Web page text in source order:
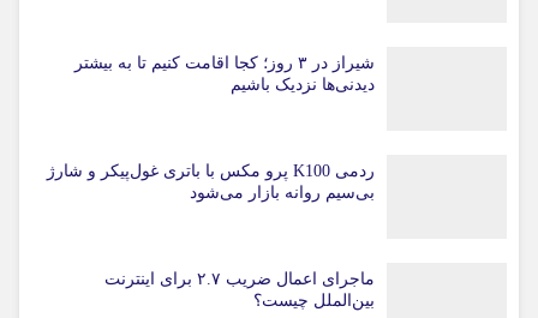
شیراز در ۳ روز؛ کجا اقامت کنیم تا به بیشتر
دیدنی‌ها نزدیک باشیم
ردمی K100 پرو مکس با باتری غول‌پیکر و شارژ
بی‌سیم روانه بازار می‌شود
ماجرای اعمال ضریب ۲.۷ برای اینترنت
بین‌الملل چیست؟